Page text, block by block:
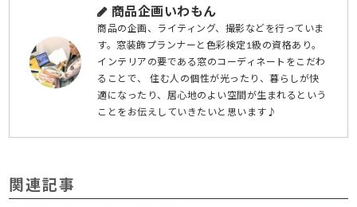
商品企画いわもん
商品の企画、ライティング、撮影などを行っていま
す。窓装飾プランナーと色彩検定1級の資格あり。
インテリアの要である窓のコーディネートをこだわ
ることで、 住む人の個性が光ったり、暮らしが快
適になったり、居心地のよい空間が生まれるという
ことをお伝えしていきたいと思います♪
関連記事